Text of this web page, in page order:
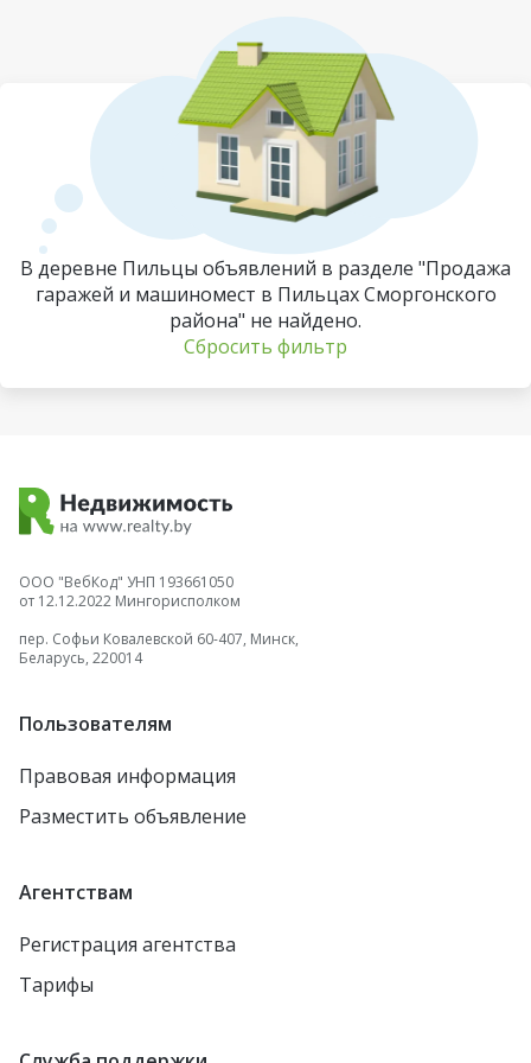
В деревне Пильцы объявлений в разделе "Продажа
гаражей и машиномест в Пильцах Сморгонского
района" не найдено.
Сбросить фильтр
ООО "ВебКод" УНП 193661050
от 12.12.2022 Мингорисполком
пер. Софьи Ковалевской 60-407, Минск,
Беларусь, 220014
Пользователям
Правовая информация
Разместить объявление
Агентствам
Регистрация агентства
Тарифы